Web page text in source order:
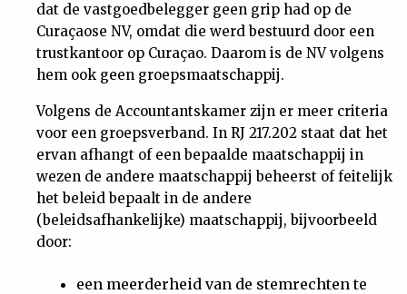
dat de vastgoedbelegger geen grip had op de
Curaçaose NV, omdat die werd bestuurd door een
trustkantoor op Curaçao. Daarom is de NV volgens
hem ook geen groepsmaatschappij.
Volgens de Accountantskamer zijn er meer criteria
voor een groepsverband. In RJ 217.202 staat dat het
ervan afhangt of een bepaalde maatschappij in
wezen de andere maatschappij beheerst of feitelijk
het beleid bepaalt in de andere
(beleidsafhankelijke) maatschappij, bijvoorbeeld
door:
een meerderheid van de stemrechten te